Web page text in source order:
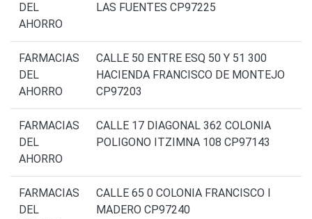
DEL
AHORRO
LAS FUENTES CP97225
FARMACIAS
DEL
AHORRO
CALLE 50 ENTRE ESQ 50 Y 51 300
HACIENDA FRANCISCO DE MONTEJO
CP97203
FARMACIAS
DEL
AHORRO
CALLE 17 DIAGONAL 362 COLONIA
POLIGONO ITZIMNA 108 CP97143
FARMACIAS
DEL
CALLE 65 0 COLONIA FRANCISCO I
MADERO CP97240